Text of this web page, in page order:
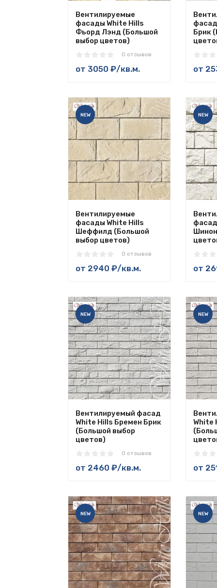
Вентилируемые
фасады White Hills
Фьорд Лэнд (Большой
выбор цветов)
0 отзывов
от 3050 ₽/кв.м.
Брик
от
NEW
Вентилируемые
фасады White Hills
Шеффилд (Большой
выбор цветов)
0 отзывов
от 2940 ₽/кв.м.
NEW
от
NEW
Вентилируемый фасад
White Hills Бремен Брик
(Большой выбор
цветов)
0 отзывов
от 2460 ₽/кв.м.
NEW
White
от
NEW NEW